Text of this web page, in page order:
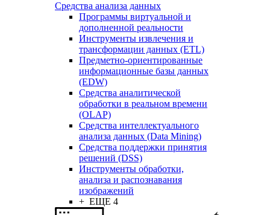
Средства анализа данных
Программы виртуальной и
дополненной реальности
Инструменты извлечения и
трансформации данных (ETL)
Предметно-ориентированные
информационные базы данных
(EDW)
Средства аналитической
обработки в реальном времени
(OLAP)
Средства интеллектуального
анализа данных (Data Mining)
Средства поддержки принятия
решений (DSS)
Инструменты обработки,
анализа и распознавания
изображений
+ ЕЩЕ 4